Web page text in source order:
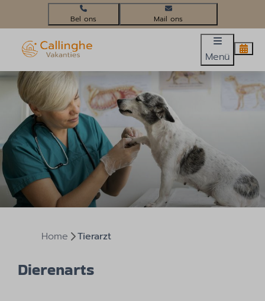
+31(0)224 58 3452 info@callinghevakanties.nl
Menü
Home Tierarzt
Dierenarts